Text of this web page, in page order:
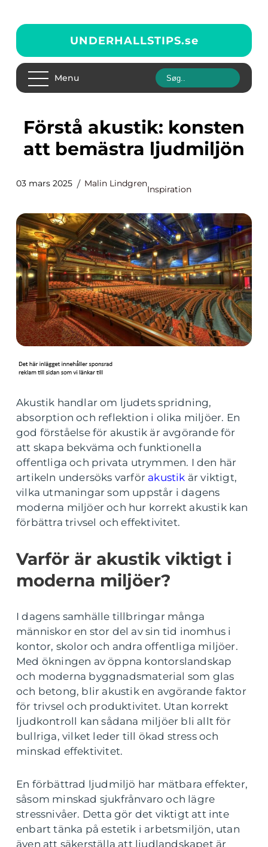
UNDERHALLSTIPS.se
Menu
Förstå akustik: konsten
att bemästra ljudmiljön
03 mars 2025 Malin Lindgren
Inspiration
Akustik handlar om ljudets spridning,
absorption och reflektion i olika miljöer. En
god förståelse för akustik är avgörande för
att skapa bekväma och funktionella
offentliga och privata utrymmen. I den här
artikeln undersöks varför akustik är viktigt,
vilka utmaningar som uppstår i dagens
moderna miljöer och hur korrekt akustik kan
förbättra trivsel och effektivitet.
Varför är akustik viktigt i
moderna miljöer?
I dagens samhälle tillbringar många
människor en stor del av sin tid inomhus i
kontor, skolor och andra offentliga miljöer.
Med ökningen av öppna kontorslandskap
och moderna byggnadsmaterial som glas
och betong, blir akustik en avgörande faktor
för trivsel och produktivitet. Utan korrekt
ljudkontroll kan sådana miljöer bli allt för
bullriga, vilket leder till ökad stress och
minskad effektivitet.
En förbättrad ljudmiljö har mätbara effekter,
såsom minskad sjukfrånvaro och lägre
stressnivåer. Detta gör det viktigt att inte
enbart tänka på estetik i arbetsmiljön, utan
även att säkerställa att ljudlandskapet är